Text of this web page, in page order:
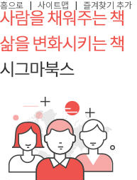
홈으로 | 사이트맵 | 즐겨찾기 추가